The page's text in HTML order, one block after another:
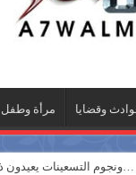
وقضايا مرأة وطفل
التسعينات يعيدون